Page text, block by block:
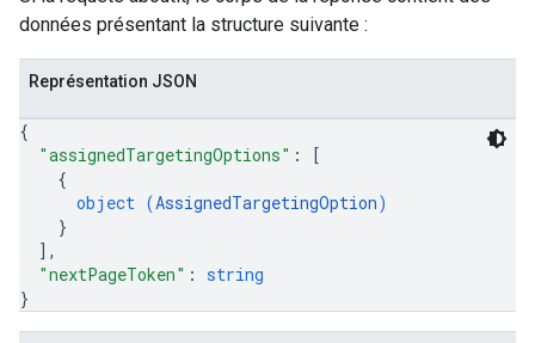
données présentant la structure suivante :
Représentation JSON
{
"assignedTargetingOptions" :
[
{
object (AssignedTargetingOption)
}
] ,
"nextPageToken" : string
}